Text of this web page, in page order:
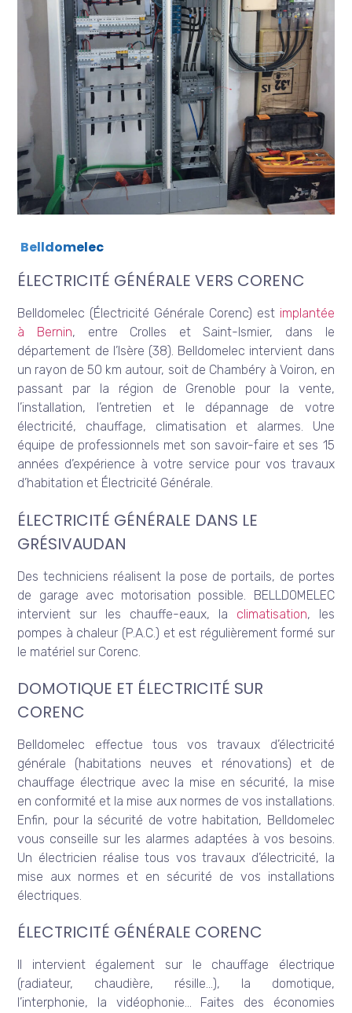
Belldomelec
ÉLECTRICITÉ GÉNÉRALE VERS CORENC
Belldomelec (Électricité Générale Corenc) estimplantée
à Bernin, entre Crolles et Saint-Ismier, dans le
département de l’Isère (38). Belldomelec intervient dans
un rayon de 50 km autour, soit de Chambéry à Voiron, en
passant par la région de Grenoble pour la vente,
l’installation, l’entretien et le dépannage de votre
électricité, chauffage, climatisation et alarmes. Une
équipe de professionnels met son savoir-faire et ses 15
années d’expérience à votre service pour vos travaux
d’habitation et Électricité Générale.
ÉLECTRICITÉ GÉNÉRALE DANS LE
GRÉSIVAUDAN
Des techniciens réalisent la pose de portails, de portes
de garage avec motorisation possible. BELLDOMELEC
intervient sur les chauffe-eaux, la climatisation, les
pompes à chaleur (P.A.C.) et est régulièrement formé sur
le matériel sur Corenc.
DOMOTIQUE ET ÉLECTRICITÉ SUR
CORENC
Belldomelec effectue tous vos travaux d’électricité
générale (habitations neuves et rénovations) et de
chauffage électrique avec la mise en sécurité, la mise
en conformité et la mise aux normes de vos installations.
Enfin, pour la sécurité de votre habitation, Belldomelec
vous conseille sur les alarmes adaptées à vos besoins.
Un électricien réalise tous vos travaux d’électricité, la
mise aux normes et en sécurité de vos installations
électriques.
ÉLECTRICITÉ GÉNÉRALE CORENC
Il intervient également sur le chauffage électrique
(radiateur, chaudière, résille…), la domotique,
l’interphonie, la vidéophonie… Faites des économies